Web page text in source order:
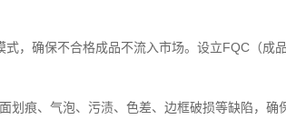
，确保不合格成品不流入市场。设立FQC（成
痕、气泡、污渍、色差、边框破损等缺陷，